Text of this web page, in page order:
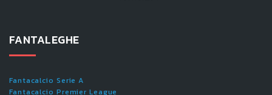
FANTALEGHE
Fantacalcio Serie A
Fantacalcio Premier League